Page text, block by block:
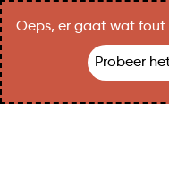
Oeps, er gaat wat
Probeer